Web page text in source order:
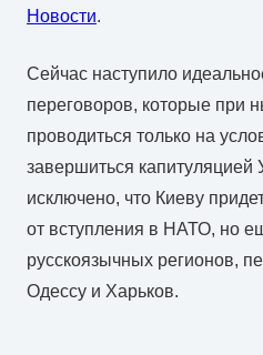
Новости.
Сейчас наступило
переговоров, которые при
проводиться только на
завершиться
исключено, что Киеву
от вступления в НАТО, но
русскоязычных регионов,
Одессу и Харьков.